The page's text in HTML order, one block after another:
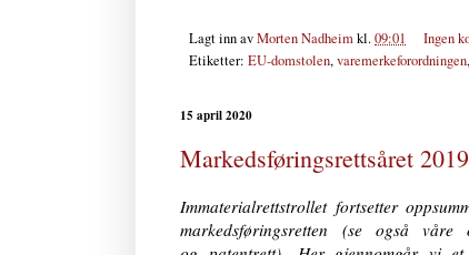
Lagt inn avMorten Nadheimkl.09:01
Ingen
Etiketter: EU-domstolen,varemerkeforordningen,
15 april 2020
Markedsføringsrettsåret 2019
Immaterialrettstrollet fortsetter
markedsføringsretten (se også våre